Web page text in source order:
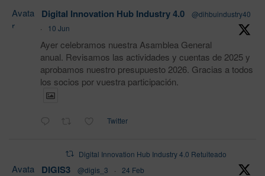
Avata
r
Digital Innovation Hub Industry 4.0
@dihbuindustry40
·
10 Jun
Ayer celebramos nuestra Asamblea General
anual. Revisamos las actividades y cuentas de 2025 y
aprobamos nuestro presupuesto 2026. Gracias a todos
los socios por vuestra participación.
Twitter
Digital Innovation Hub Industry 4.0 Retuiteado
Avata
DIGIS3 @digis_3 · 24 Feb